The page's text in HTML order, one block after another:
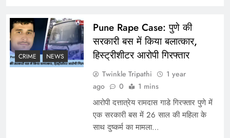
CRIME NEWS
Pune Rape Case: पुणे की
सरकारी बस में किया बलात्कार,
हिस्ट्रीशीटर आरोपी गिरफ्तार
Twinkle Tripathi
1 year
ago
0 1 mins
आरोपी दत्तात्रेय रामदास गाडे गिरफ्तार पुणे में
एक सरकारी बस में 26 साल की महिला के
साथ दुष्कर्म का मामला…